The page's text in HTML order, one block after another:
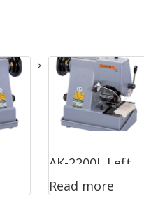
AK-2200L Left
Hand
Read more